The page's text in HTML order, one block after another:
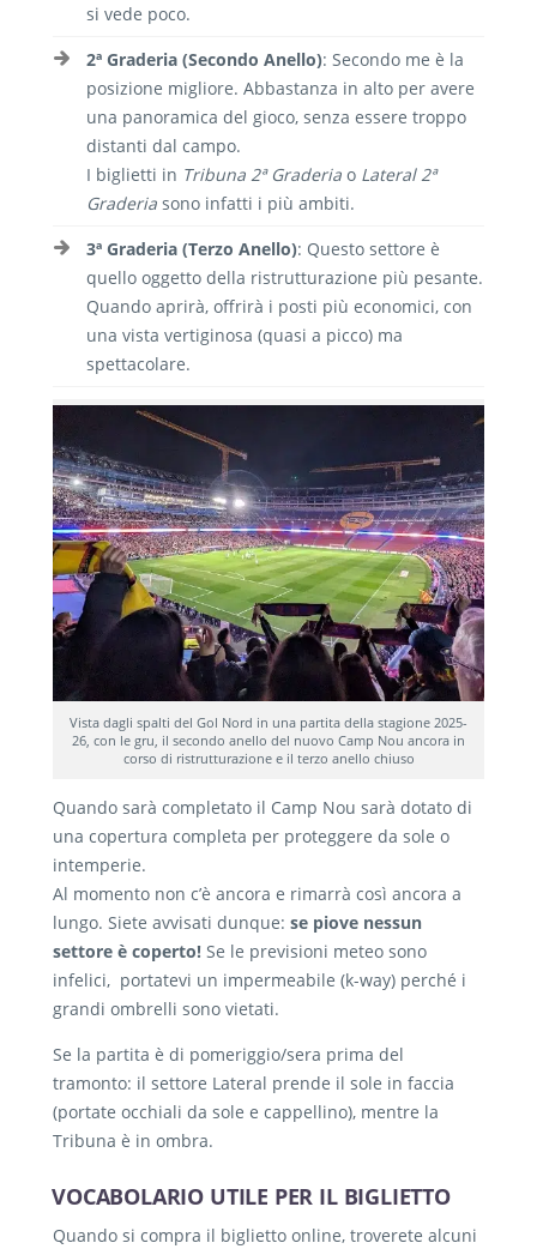
si vede poco.
2ª Graderia (Secondo Anello): Secondo me è la
posizione migliore. Abbastanza in alto per avere
una panoramica del gioco, senza essere troppo
distanti dal campo.
I biglietti in Tribuna 2ª Graderia o Lateral 2ª
Graderia sono infatti i più ambiti.
3ª Graderia (Terzo Anello): Questo settore è
quello oggetto della ristrutturazione più pesante.
Quando aprirà, offrirà i posti più economici, con
una vista vertiginosa (quasi a picco) ma
spettacolare.
Vista dagli spalti del Gol Nord in una partita della stagione 2025-
26, con le gru, il secondo anello del nuovo Camp Nou ancora in
corso di ristrutturazione e il terzo anello chiuso
Quando sarà completato il Camp Nou sarà dotato di
una copertura completa per proteggere da sole o
intemperie.
Al momento non c’è ancora e rimarrà così ancora a
lungo. Siete avvisati dunque: se piove nessun
settore è coperto! Se le previsioni meteo sono
infelici, portatevi un impermeabile (k-way) perché i
grandi ombrelli sono vietati.
Se la partita è di pomeriggio/sera prima del
tramonto: il settore Lateral prende il sole in faccia
(portate occhiali da sole e cappellino), mentre la
Tribuna è in ombra.
VOCABOLARIO UTILE PER IL BIGLIETTO
Quando si compra il biglietto online, troverete alcuni